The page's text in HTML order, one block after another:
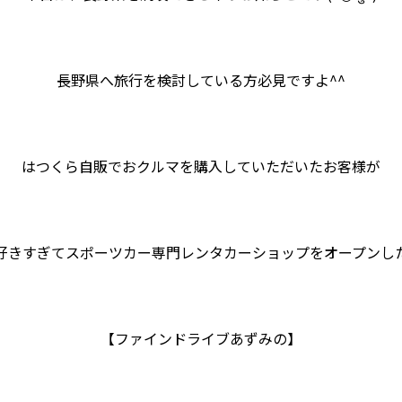
長野県へ旅行を検討している方必見ですよ^^
はつくら自販でおクルマを購入していただいたお客様が
きすぎてスポーツカー専門レンタカーショップをオープンし
【ファインドライブあずみの】